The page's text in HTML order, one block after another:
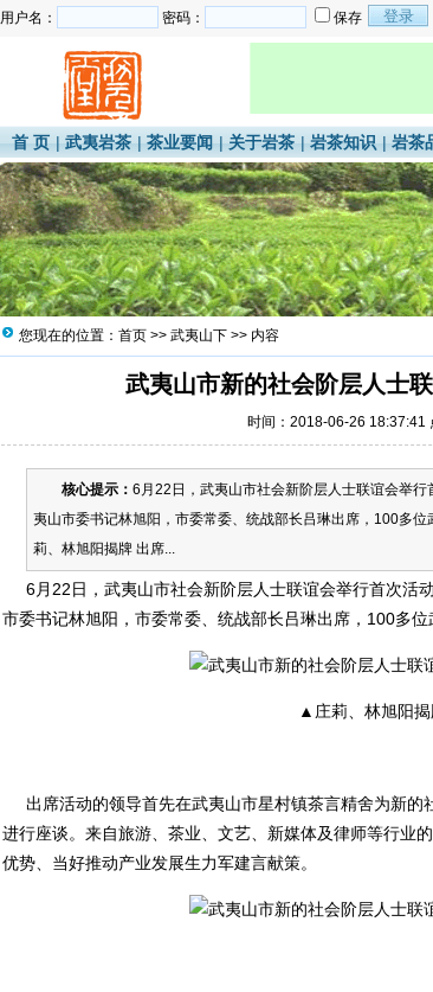
用户名： 密码： 保存
首 页 |武夷岩茶 |茶业要闻 |关于岩茶 |岩茶知识 |岩茶
您现在的位置： 首页 >> 武夷山下 >> 内容
武夷山市新的社会阶层人士
时间：2018-06-26 18:37:41
核心提示： 6月22日，武夷山市社会新阶层人士联谊会举
夷山市委书记林旭阳，市委常委、统战部长吕琳出席，100多
莉、林旭阳揭牌 出席...
6月22日，武夷山市社会新阶层人士联谊会举行首次活
市委书记林旭阳，市委常委、统战部长吕琳出席，100多位
▲庄莉、林旭阳揭
出席活动的领导首先在武夷山市星村镇茶言精舍为新的
进行座谈。来自旅游、茶业、文艺、新媒体及律师等行业
优势、当好推动产业发展生力军建言献策。